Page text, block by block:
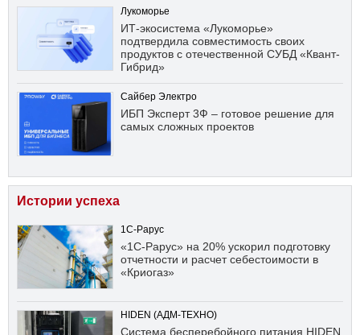
Лукоморье
ИТ-экосистема «Лукоморье»
подтвердила совместимость своих
продуктов с отечественной СУБД «Квант-
Гибрид»
Сайбер Электро
ИБП Эксперт 3Ф – готовое решение для
самых сложных проектов
Истории успеха
1С-Рарус
«1С-Рарус» на 20% ускорил подготовку
отчетности и расчет себестоимости в
«Криогаз»
HIDEN (АДМ-ТЕХНО)
Система бесперебойного питания HIDEN